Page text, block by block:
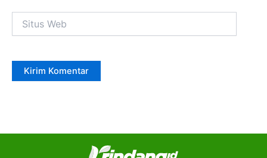
Web